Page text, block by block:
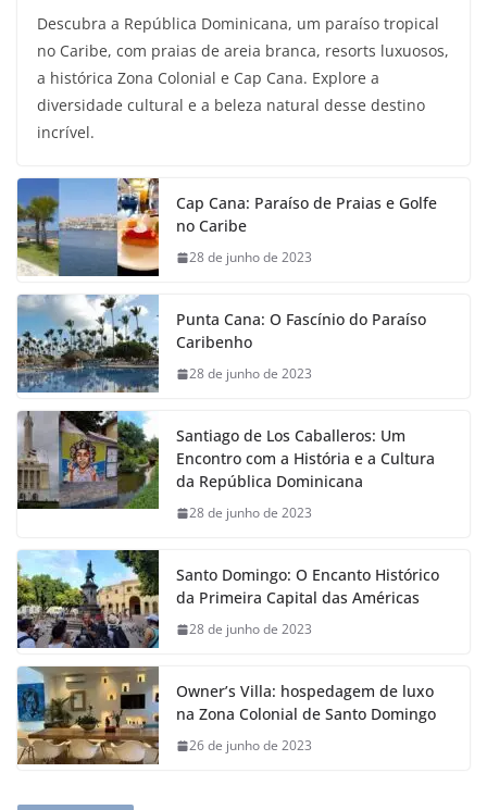
Descubra a República Dominicana, um paraíso tropical
no Caribe, com praias de areia branca, resorts luxuosos,
a histórica Zona Colonial e Cap Cana. Explore a
diversidade cultural e a beleza natural desse destino
incrível.
Cap Cana: Paraíso de Praias e Golfe
no Caribe
28 de junho de 2023
Punta Cana: O Fascínio do Paraíso
Caribenho
28 de junho de 2023
Santiago de Los Caballeros: Um
Encontro com a História e a Cultura
da República Dominicana
28 de junho de 2023
Santo Domingo: O Encanto Histórico
da Primeira Capital das Américas
28 de junho de 2023
Owner’s Villa: hospedagem de luxo
na Zona Colonial de Santo Domingo
26 de junho de 2023